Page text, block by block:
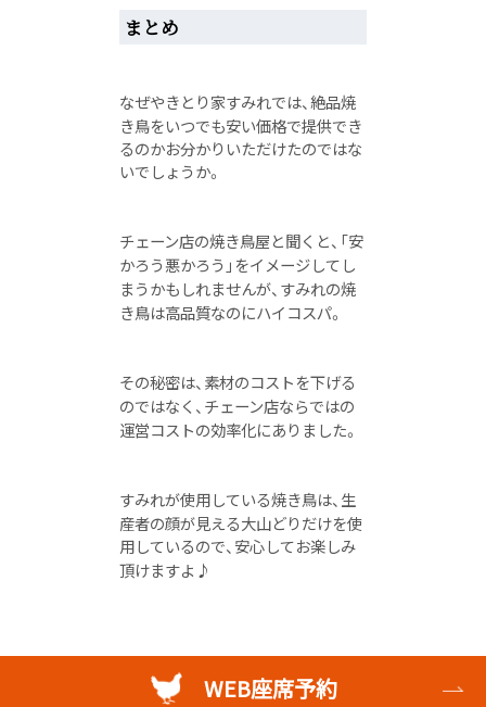
まとめ
なぜやきとり家すみれでは、絶品焼
き鳥をいつでも安い価格で提供でき
るのかお分かりいただけたのではな
いでしょうか。
チェーン店の焼き鳥屋と聞くと、「安
かろう悪かろう」をイメージしてし
まうかもしれませんが、すみれの焼
き鳥は高品質なのにハイコスパ。
その秘密は、素材のコストを下げる
のではなく、チェーン店ならではの
運営コストの効率化にありました。
すみれが使用している焼き鳥は、生
産者の顔が見える大山どりだけを使
用しているので、安心してお楽しみ
頂けますよ♪
WEB座席予約